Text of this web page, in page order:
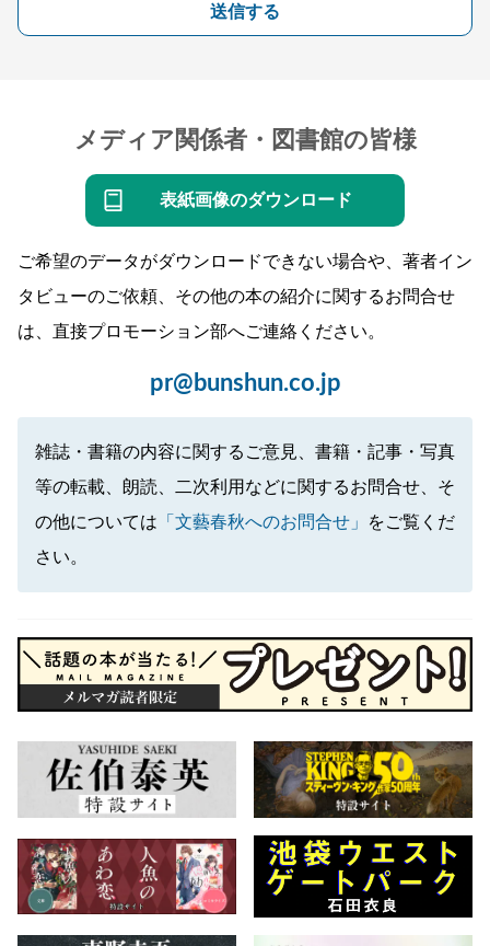
送信する
メディア関係者・図書館の皆様
表紙画像のダウンロード
ご希望のデータがダウンロードできない場合や、著者イン
タビューのご依頼、その他の本の紹介に関するお問合せ
は、直接プロモーション部へご連絡ください。
pr@bunshun.co.jp
雑誌・書籍の内容に関するご意見、書籍・記事・写真
等の転載、朗読、二次利用などに関するお問合せ、そ
の他については 「文藝春秋へのお問合せ」
をご覧くだ
さい。